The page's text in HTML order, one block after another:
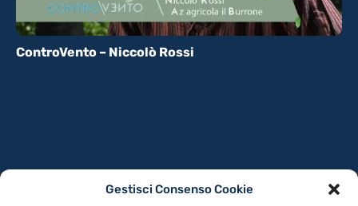
Gestisci Consenso Cookie
ControVento – Niccolò Rossi